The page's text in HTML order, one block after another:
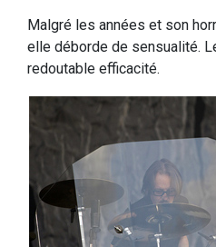
Malgré les années et son
elle déborde de sensualité.
redoutable efficacité.